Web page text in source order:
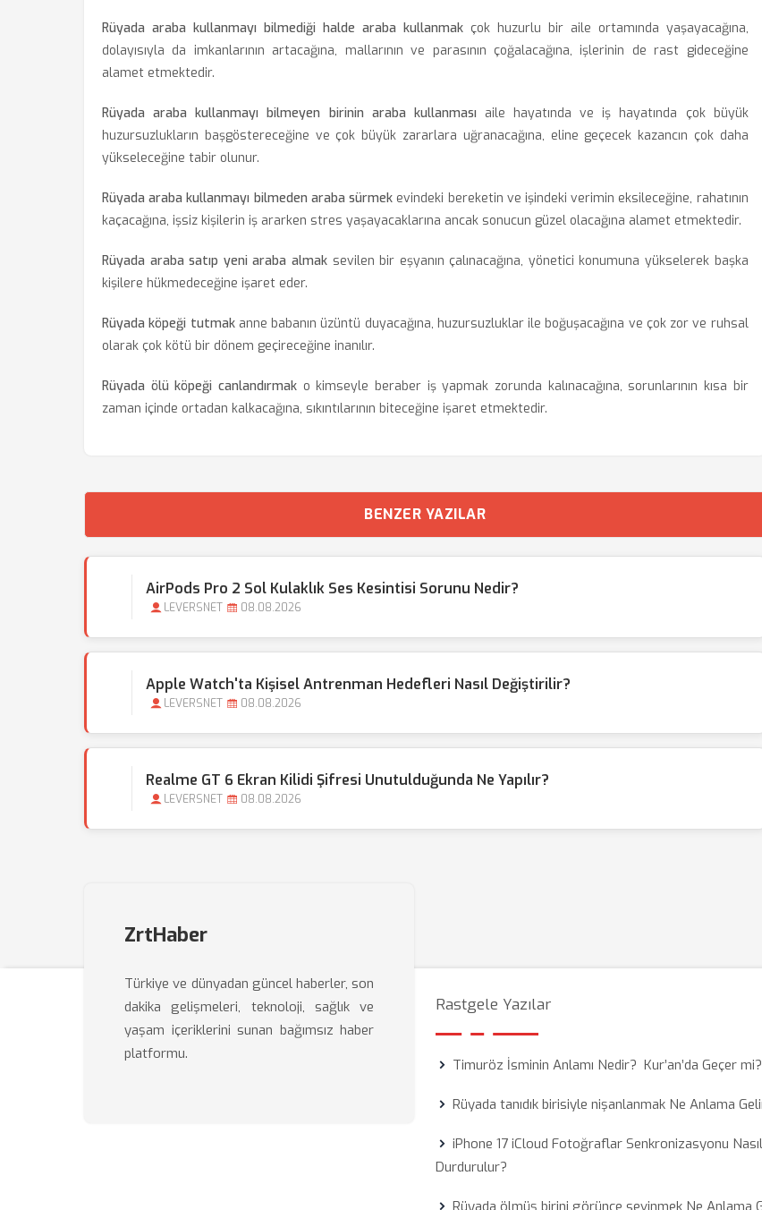
Rüyada araba kullanmayı bilmediği halde araba kullanmakçok huzurlu bir aile ortamında yaşayacağına,
dolayısıyla da imkanlarının artacağına, mallarının ve parasının çoğalacağına, işlerinin de rast gideceğine
alamet etmektedir.
Rüyada araba kullanmayı bilmeyen birinin araba kullanması aile hayatında ve iş hayatında çok büyük
huzursuzlukların başgöstereceğine ve çok büyük zararlara uğranacağına, eline geçecek kazancın çok daha
yükseleceğine tabir olunur.
Rüyada araba kullanmayı bilmeden araba sürmek evindeki bereketin ve işindeki verimin eksileceğine, rahatının
kaçacağına, işsiz kişilerin iş ararken stres yaşayacaklarına ancak sonucun güzel olacağına alamet etmektedir.
Rüyada araba satıp yeni araba almaksevilen bir eşyanın çalınacağına, yönetici konumuna yükselerek başka
kişilere hükmedeceğine işaret eder.
Rüyada köpeği tutmakanne babanın üzüntü duyacağına, huzursuzluklar ile boğuşacağına ve çok zor ve ruhsal
olarak çok kötü bir dönem geçireceğine inanılır.
Rüyada ölü köpeği canlandırmak o kimseyle beraber iş yapmak zorunda kalınacağına, sorunlarının kısa bir
zaman içinde ortadan kalkacağına, sıkıntılarının biteceğine işaret etmektedir.
BENZER YAZILAR
AirPods Pro 2 Sol Kulaklık Ses Kesintisi Sorunu Nedir?
LEVERSNET 08.08.2026
Apple Watch'ta Kişisel Antrenman Hedefleri Nasıl Değiştirilir?
LEVERSNET 08.08.2026
Realme GT 6 Ekran Kilidi Şifresi Unutulduğunda Ne Yapılır?
LEVERSNET 08.08.2026
ZrtHaber
Türkiye ve dünyadan güncel haberler, son
dakika gelişmeleri, teknoloji, sağlık ve
yaşam içeriklerini sunan bağımsız haber
platformu.
Rastgele Yazılar
Timuröz İsminin Anlamı Nedir? Kur’an’da Geçer mi?
Rüyada tanıdık birisiyle nişanlanmak Ne Anlama
iPhone 17 iCloud Fotoğraflar Senkronizasyonu Nasıl
Durdurulur?
Rüyada ölmüş birini görünce sevinmek Ne Anlama